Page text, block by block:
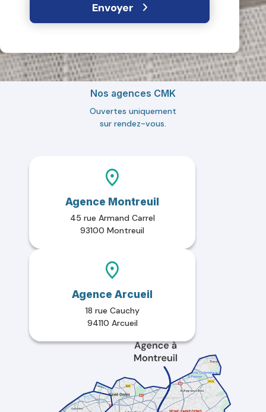
Envoyer
Nos agences CMK
Ouvertes uniquement
sur rendez-vous.
Agence Montreuil
45 rue Armand Carrel
93100 Montreuil
Agence Arcueil
18 rue Cauchy
94110 Arcueil